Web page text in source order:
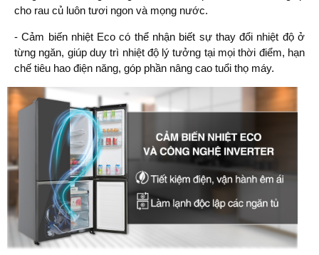
cho rau củ luôn tươi ngon và mọng nước.
- Cảm biến nhiệt Eco có thể nhận biết sự thay đổi nhiệt độ ở
từng ngăn, giúp duy trì nhiệt độ lý tưởng tại mọi thời điểm, hạn
chế tiêu hao điện năng, góp phần nâng cao tuổi thọ máy.